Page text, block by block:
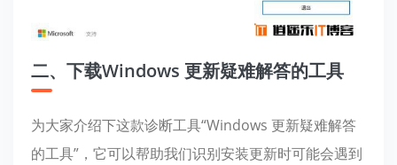
二、下载Windows 更新疑难解答的工具
为大家介绍下这款诊断工具“Windows 更新疑难解答
的工具”，它可以帮助我们识别安装更新时可能会遇到